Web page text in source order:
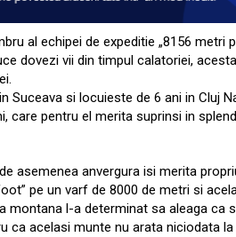
al echipei de expeditie „8156 metri
dovezi vii din timpul calatoriei,
Suceava si locuieste de 6 ani in Cluj
care pentru el merita suprinsi in
asemenea anvergura isi merita
pe un varf de 8000 de metri si
montana l-a determinat sa aleaga
ca acelasi munte nu arata niciodata